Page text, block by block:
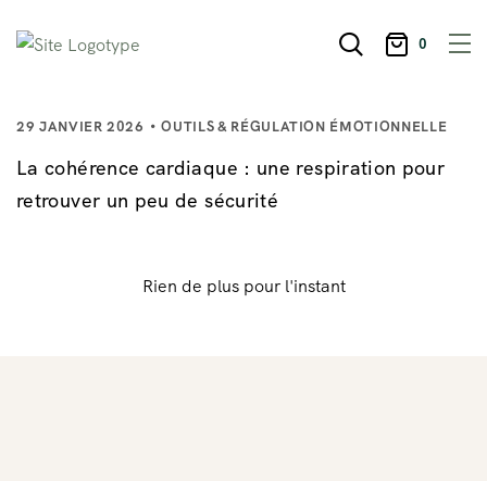
0
29 JANVIER 2026 OUTILS & RÉGULATION ÉMOTIONNELLE
La cohérence cardiaque : une respiration pour
retrouver un peu de sécurité
Rien de plus pour l'instant